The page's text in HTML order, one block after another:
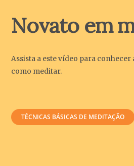
Novato em
Assista a este vídeo para conhecer
como meditar.
TÉCNICAS BÁSICAS DE MEDITAÇÃO